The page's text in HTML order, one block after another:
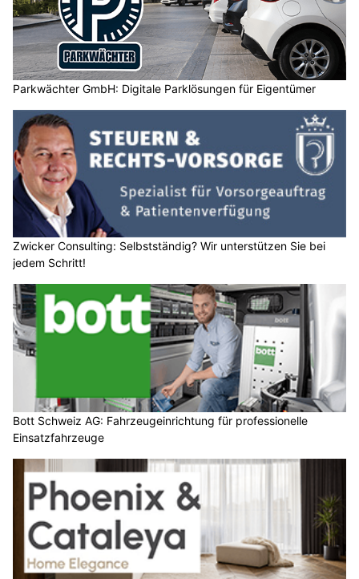
Parkwächter GmbH: Digitale Parklösungen für Eigentümer
Zwicker Consulting: Selbstständig? Wir unterstützen Sie bei
jedem Schritt!
Bott Schweiz AG: Fahrzeugeinrichtung für professionelle
Einsatzfahrzeuge